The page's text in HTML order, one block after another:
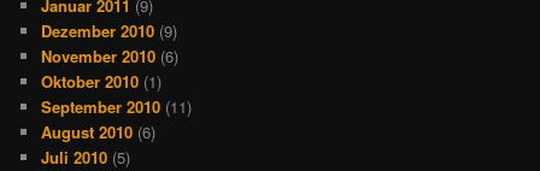
Januar 2011 (9)
Dezember 2010 (9)
November 2010 (6)
Oktober 2010 (1)
September 2010 (11)
August 2010 (6)
Juli 2010 (5)